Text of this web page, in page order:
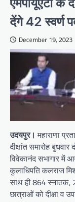
देंगे 42 स्वर्ण
December 19, 2023
उदयपुर। महाराणा
दीक्षांत समारोह
विवेकानंद सभागार में
कुलाधिपति कलराज
साथ ही 864 स्नातक,
छात्राओं को दीक्षा व